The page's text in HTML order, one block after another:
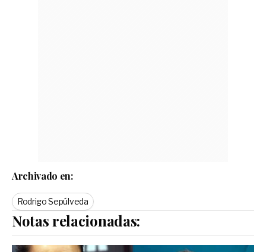
Archivado en:
Rodrigo Sepúlveda
Notas relacionadas: